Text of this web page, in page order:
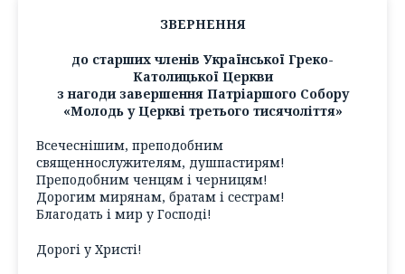
ЗВЕРНЕННЯ
до старших членів Української Греко-
Католицької Церкви
з нагоди завершення Патріаршого Собору
«Молодь у Церкві третього тисячоліття»
Всечеснішим, преподобним
священнослужителям, душпастирям!
Преподобним ченцям і черницям!
Дорогим мирянам, братам і сестрам!
Благодать і мир у Господі!
Дорогі у Христі!